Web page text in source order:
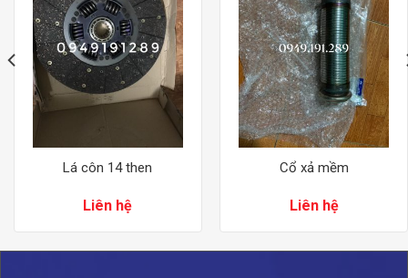
Lá côn 14 then
Liên hệ
Cổ xả mềm
Liên hệ